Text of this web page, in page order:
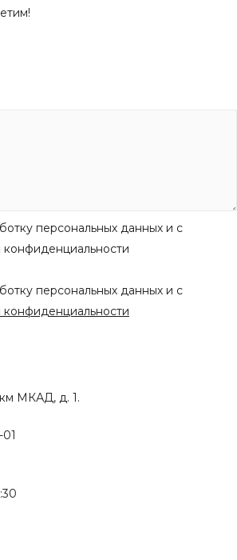
персональных данных и с
персональных данных и с
конфиденциальности
МКАД, д. 1.